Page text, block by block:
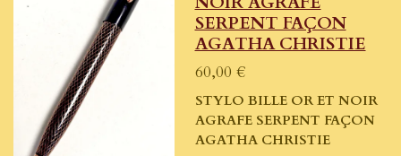
SERPENT FAÇON
AGATHA CHRISTIE
60,00 €
STYLO BILLE OR ET NOIR
AGRAFE SERPENT FAÇON
AGATHA CHRISTIE